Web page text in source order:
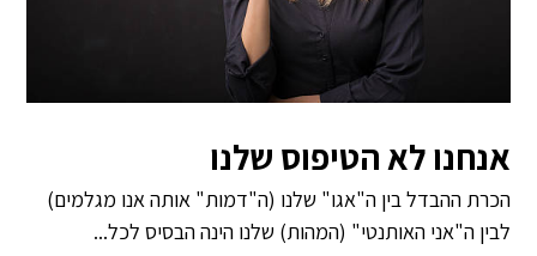
אנחנו לא הטיפוס שלנו
הכרת ההבדל בין ה"אגו" שלנו (ה"דמות" אותה אנו מגלמים)
לבין ה"אני האותנטי" (המהות) שלנו הינה הבסיס לכל...